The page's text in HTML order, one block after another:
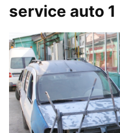
service auto 1